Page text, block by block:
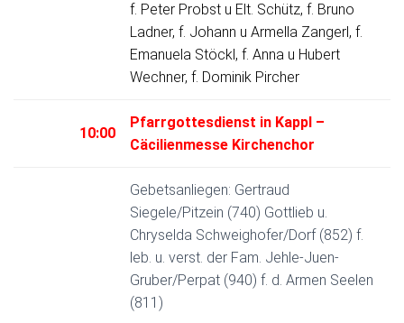
f. Peter Probst u Elt. Schütz, f. Bruno
Ladner, f. Johann u Armella Zangerl, f.
Emanuela Stöckl, f. Anna u Hubert
Wechner, f. Dominik Pircher
10:00
Pfarrgottesdienst in Kappl –
Cäcilienmesse Kirchenchor
Gebetsanliegen: Gertraud
Siegele/Pitzein (740) Gottlieb u.
Chryselda Schweighofer/Dorf (852) f.
leb. u. verst. der Fam. Jehle-Juen-
Gruber/Perpat (940) f. d. Armen Seelen
(811)